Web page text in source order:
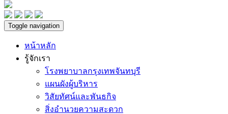
Toggle navigation
หน้าหลัก
รู้จักเรา
โรงพยาบาลกรุงเทพจันทบุรี
แผนผังผู้บริหาร
วิสัยทัศน์และพันธกิจ
สิ่งอำนวยความสะดวก